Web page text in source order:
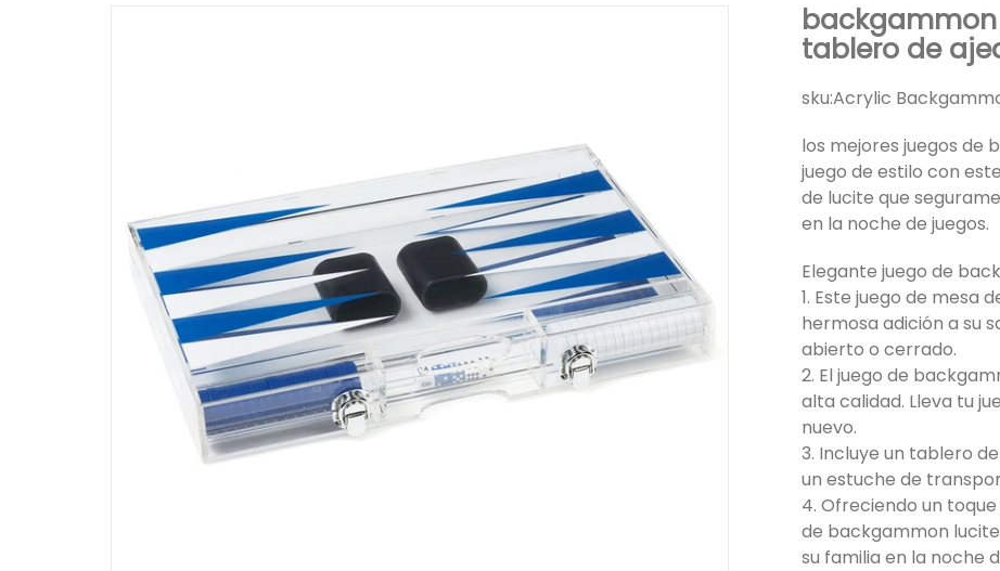
tablero de
sku:Acrylic
los mejores juegos de
juego de estilo con
de lucite que
en la noche de juegos.
Elegante juego de
1. Este juego de mesa
hermosa adición a su
abierto o cerrado.
2. El juego de
alta calidad. Lleva tu
nuevo.
3. Incluye un tablero
un estuche de
4. Ofreciendo un
de backgammon
su familia en la noche